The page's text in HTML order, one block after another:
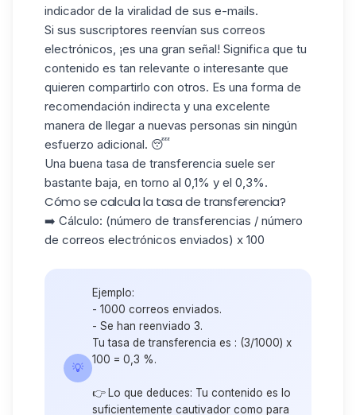
indicador de la viralidad de sus e-mails.
Si sus suscriptores reenvían sus correos
electrónicos, ¡es una gran señal! Significa que tu
contenido es tan relevante o interesante que
quieren compartirlo con otros. Es una forma de
recomendación indirecta y una excelente
manera de llegar a nuevas personas sin ningún
esfuerzo adicional. 😴
Una buena tasa de transferencia suele ser
bastante baja, en torno al 0,1% y el 0,3%.
Cómo se calcula la tasa de transferencia?
➡️ Cálculo: (número de transferencias / número
de correos electrónicos enviados) x 100
💡
Ejemplo:
- 1000 correos enviados.
- Se han reenviado 3.
Tu tasa de transferencia es : (3/1000) x
100 = 0,3 %.
👉 Lo que deduces: Tu contenido es lo
suficientemente cautivador como para